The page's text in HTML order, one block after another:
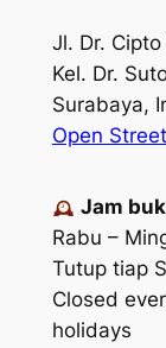
Jl. Dr.
Kel. Dr.
Surabaya,
Open
Jam
Rabu –
Tutup tiap
Closed
holidays